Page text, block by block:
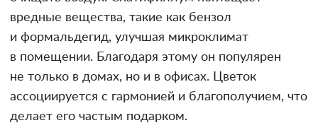
вредные вещества, такие как бензол
и формальдегид, улучшая микроклимат
в помещении. Благодаря этому он популярен
не только в домах, но и в офисах. Цветок
ассоциируется с гармонией и благополучием, что
делает его частым подарком.